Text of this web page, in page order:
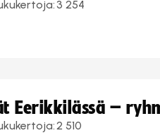
3 254
Eerikkilässä –
2 510